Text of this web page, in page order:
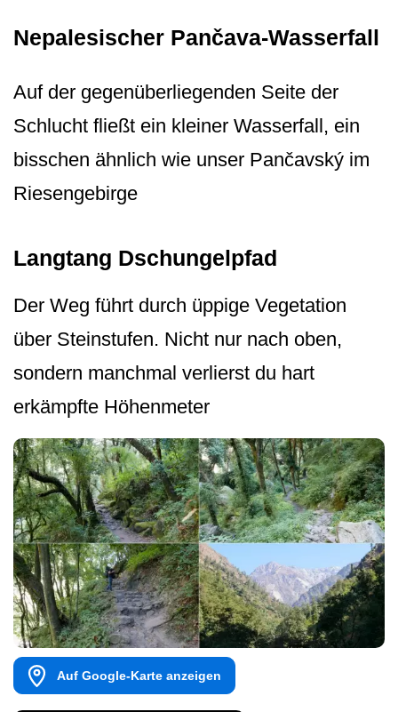
Nepalesischer Pančava-Wasserfall
Auf der gegenüberliegenden Seite der
Schlucht fließt ein kleiner Wasserfall, ein
bisschen ähnlich wie unser Pančavský im
Riesengebirge
Langtang Dschungelpfad
Der Weg führt durch üppige Vegetation
über Steinstufen. Nicht nur nach oben,
sondern manchmal verlierst du hart
erkämpfte Höhenmeter
Auf Google-Karte anzeigen